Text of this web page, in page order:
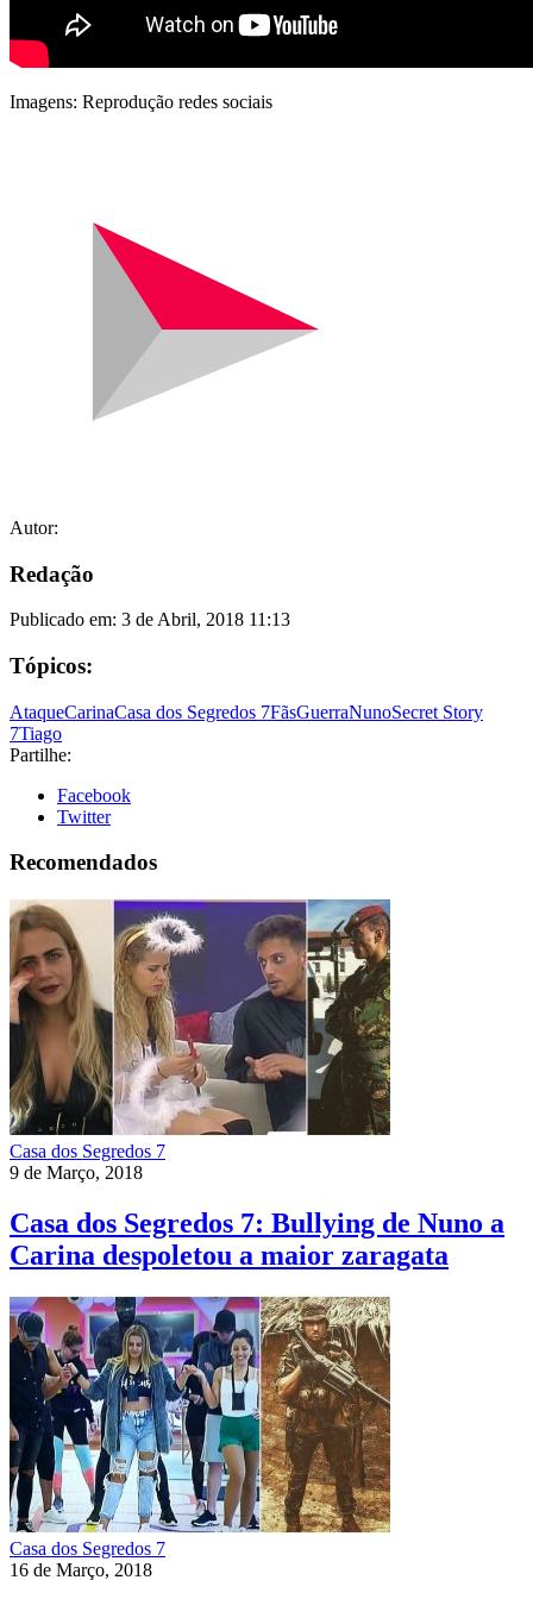
Imagens: Reprodução redes sociais
Autor:
Redação
Publicado em: 3 de Abril, 2018 11:13
Tópicos:
AtaqueCarinaCasa dos Segredos 7FãsGuerraNunoSecret Story
7Tiago
Partilhe:
Facebook
Twitter
Recomendados
Casa dos Segredos 7
9 de Março, 2018
Casa dos Segredos 7: Bullying de Nuno a
Carina despoletou a maior zaragata
Casa dos Segredos 7
16 de Março, 2018